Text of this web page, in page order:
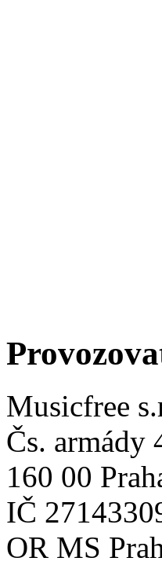
Musicfree
Čs. armády
160 00
IČ
OR MS